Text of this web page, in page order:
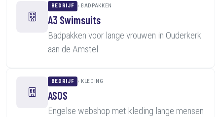
BEDRIJF BADPAKKEN
A3 Swimsuits
Badpakken voor lange vrouwen in Ouderkerk
aan de Amstel
BEDRIJF KLEDING
ASOS
Engelse webshop met kleding lange mensen